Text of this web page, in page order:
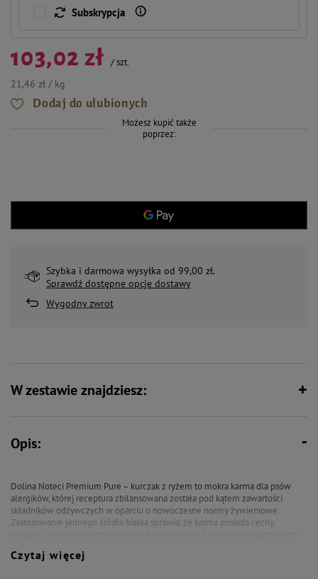
Subskrypcja
103,02 zł /szt.
21,46 zł / kg
Dodaj do ulubionych
Możesz kupić także
poprzez:
Szybka i darmowa wysyłka od 99,00 zł.
Sprawdź dostępne opcje dostawy
Wygodny zwrot
W zestawie znajdziesz:
Opis:
Dolina Noteci Premium Pure – kurczak z ryżem to mokra karma dla psów
alergików, której receptura zbilansowana została pod kątem zawartości
składników odżywczych w oparciu o nowoczesne normy żywieniowe.
Zastosowanie jednego źródła białka sprawia, że karma posiada cechy
źródłem białka, w tym aminokwasów – lizyny, leucyny i fenyloalaniny. Z kolei
Czytaj więcej